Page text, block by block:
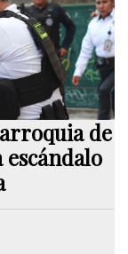
de
escándalo